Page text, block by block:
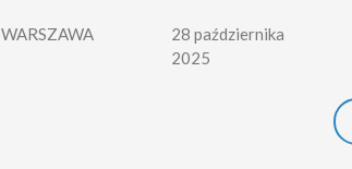
WARSZAWA
28 października
2025